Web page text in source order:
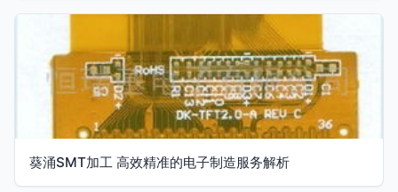
葵涌SMT加工 高效精准的电子制造服务解析